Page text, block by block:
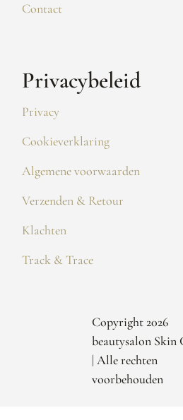
Contact
Privacybeleid
Privacy
Cookieverklaring
Algemene voorwaarden
Verzenden & Retour
Klachten
Track & Trace
Copyright 2026
beautysalon Skin
| Alle rechten
voorbehouden